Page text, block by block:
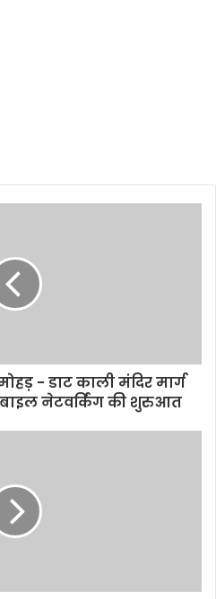
- डाट काली मंदिर मार्ग
नेटवर्किंग की शुरुआत